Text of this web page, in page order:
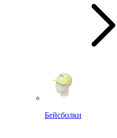
Бейсболки